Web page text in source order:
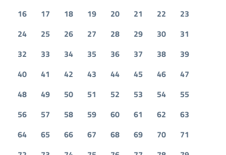
16
17 18 19 20 21 22
23
24
25 26 27 28 29 30
31
32
33 34 35 36 37 38
39
40
41 42 43 44 45 46
47
48
49 50 51 52 53 54
55
56
57 58 59 60 61 62
63
64
65 66 67 68 69 70
71